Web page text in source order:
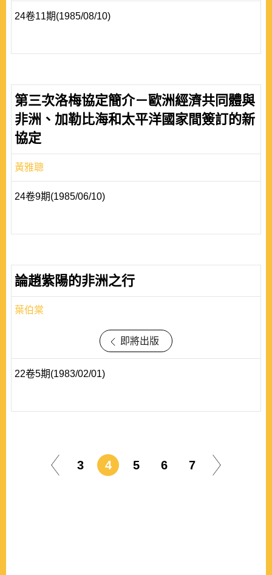
24卷11期(1985/08/10)
第三次洛梅協定簡介－歐洲經濟共同體與
非洲、加勒比海和太平洋國家間簽訂的新
協定
黃雅聰
24卷9期(1985/06/10)
論趙紫陽的非洲之行
葉伯棠
即將出版
22卷5期(1983/02/01)
3 4 5 6 7